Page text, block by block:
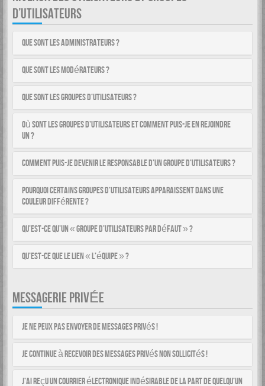
D’UTILISATEURS
Que sont les administrateurs ?
Que sont les modérateurs ?
Que sont les groupes d’utilisateurs ?
Où sont les groupes d’utilisateurs et comment puis-je en rejoindre
un ?
Comment puis-je devenir le responsable d’un groupe d’utilisateurs ?
Pourquoi certains groupes d’utilisateurs apparaissent dans une
couleur différente ?
Qu’est-ce qu’un « groupe d’utilisateurs par défaut » ?
Qu’est-ce que le lien « L’équipe » ?
MESSAGERIE PRIVÉE
Je ne peux pas envoyer de messages privés !
Je continue à recevoir des messages privés non sollicités !
J’ai reçu un courrier électronique indésirable de la part de quelqu’un